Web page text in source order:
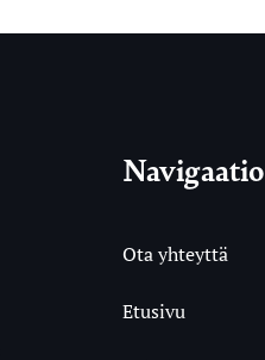
Navigaatio
Ota yhteyttä
Etusivu